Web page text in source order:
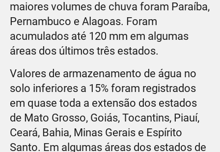
maiores volumes de chuva foram Paraíba,
Pernambuco e Alagoas. Foram
acumulados até 120 mm em algumas
áreas dos últimos três estados.
Valores de armazenamento de água no
solo inferiores a 15% foram registrados
em quase toda a extensão dos estados
de Mato Grosso, Goiás, Tocantins, Piauí,
Ceará, Bahia, Minas Gerais e Espírito
Santo. Em algumas áreas dos estados de